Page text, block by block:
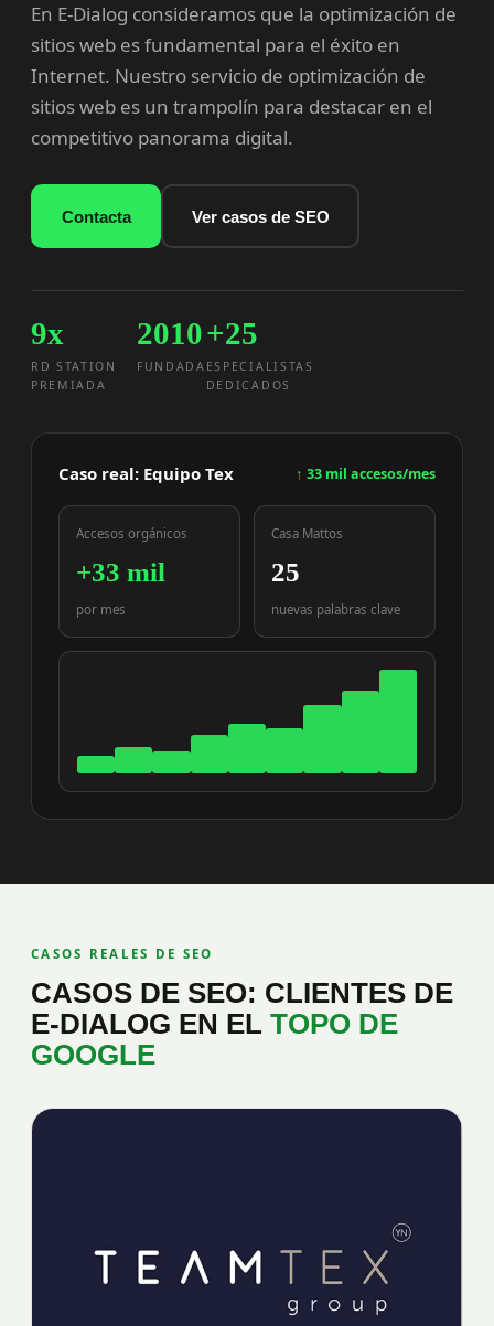
En E-Dialog consideramos que la optimización de
sitios web es fundamental para el éxito en
Internet. Nuestro servicio de optimización de
sitios web es un trampolín para destacar en el
competitivo panorama digital.
Contacta Ver casos de SEO
9x
RD STATION
PREMIADA
2010
FUNDADA
+25
ESPECIALISTAS
DEDICADOS
Caso real: Equipo Tex ↑ 33 mil accesos/mes
Accesos orgánicos
+33 mil
por mes
Casa Mattos
25
nuevas palabras clave
CASOS REALES DE SEO
CASOS DE SEO: CLIENTES DE
E-DIALOG EN EL TOPO DE
GOOGLE